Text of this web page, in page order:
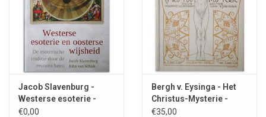
Jacob Slavenburg -
Westerse esoterie -
2010
€0,00
Bergh v. Eysinga - Het
Christus-Mysterie -
1917
€35,00